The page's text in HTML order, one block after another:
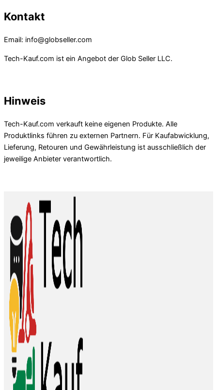
Kontakt
Email: info@globseller.com
Tech-Kauf.com ist ein Angebot der Glob Seller LLC.
Hinweis
Tech-Kauf.com verkauft keine eigenen Produkte. Alle
Produktlinks führen zu externen Partnern. Für Kaufabwicklung,
Lieferung, Retouren und Gewährleistung ist ausschließlich der
jeweilige Anbieter verantwortlich.